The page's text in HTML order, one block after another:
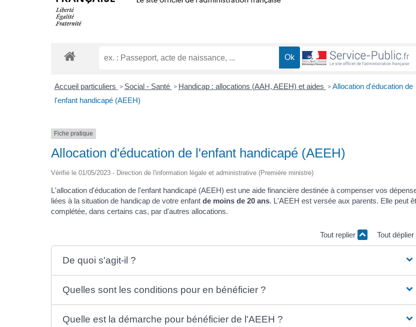
Accueil particuliers > Social - Santé > Handicap : allocations (AAH, AEEH) et aides > Allocation d'éducation de
l'enfant handicapé (AEEH)
Fiche pratique
Allocation d'éducation de l'enfant handicapé (AEEH)
Vérifié le 01/05/2023 - Direction de l'information légale et administrative (Première ministre)
L'allocation d'éducation de l'enfant handicapé (AEEH) est une aide financière destinée à compenser vos
liées à la situation de handicap de votre enfant de moins de 20 ans. L'AEEH est versée aux parents. Elle peut
complétée, dans certains cas, par d'autres allocations.
Tout replier Tout déplier
De quoi s'agit-il ?
Quelles sont les conditions pour en bénéficier ?
Quelle est la démarche pour bénéficier de l'AEEH ?